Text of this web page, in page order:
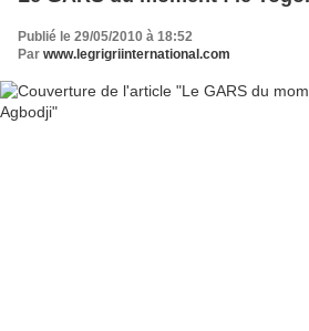
Publié le 29/05/2010 à 18:52
Par www.legrigriinternational.com